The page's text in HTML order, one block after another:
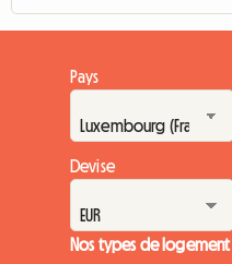
Pays
Devise
Nos types de logement